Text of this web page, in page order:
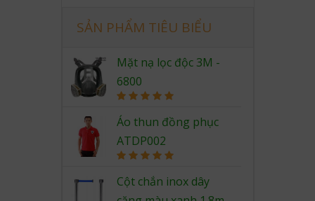
SẢN PHẨM TIÊU BIỂU
Mặt nạ lọc độc 3M -
6800
out of 5
Áo thun đồng phục
ATDP002
out of 5
Cột chắn inox dây